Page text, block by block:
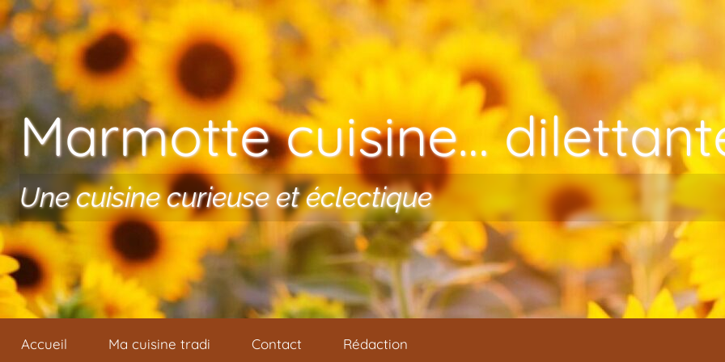
Aller au contenu
Marmotte cuisine…
Une cuisine curieuse et éclectique
Accueil Ma cuisine tradi Contact Rédaction